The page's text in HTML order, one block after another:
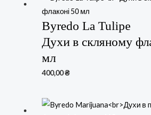
Byredo La Tulipe
Духи в скляному
мл
400,00₴